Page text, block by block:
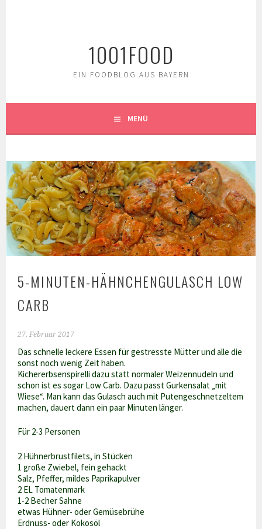
1001FOOD
EIN FOODBLOG AUS BAYERN
MENÜ
5-MINUTEN-HÄHNCHENGULASCH LOW
CARB
27. Februar 2017
Das schnelle leckere Essen für gestresste Mütter und alle die
sonst noch wenig Zeit haben.
Kichererbsenspirelli dazu statt normaler Weizennudeln und
schon ist es sogar Low Carb. Dazu passt Gurkensalat „mit
Wiese“. Man kann das Gulasch auch mit Putengeschnetzeltem
machen, dauert dann ein paar Minuten länger.
Für 2-3 Personen
2 Hühnerbrustfilets, in Stücken
1 große Zwiebel, fein gehackt
Salz, Pfeffer, mildes Paprikapulver
2 EL Tomatenmark
1-2 Becher Sahne
etwas Hühner- oder Gemüsebrühe
Erdnuss- oder Kokosöl